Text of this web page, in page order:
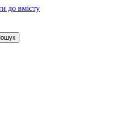
до вмісту